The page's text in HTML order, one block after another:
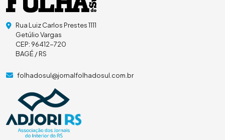
Rua Luiz Carlos Prestes 1111
Getúlio Vargas
CEP: 96412-720
BAGÉ / RS
folhadosul@jornalfolhadosul.com.br